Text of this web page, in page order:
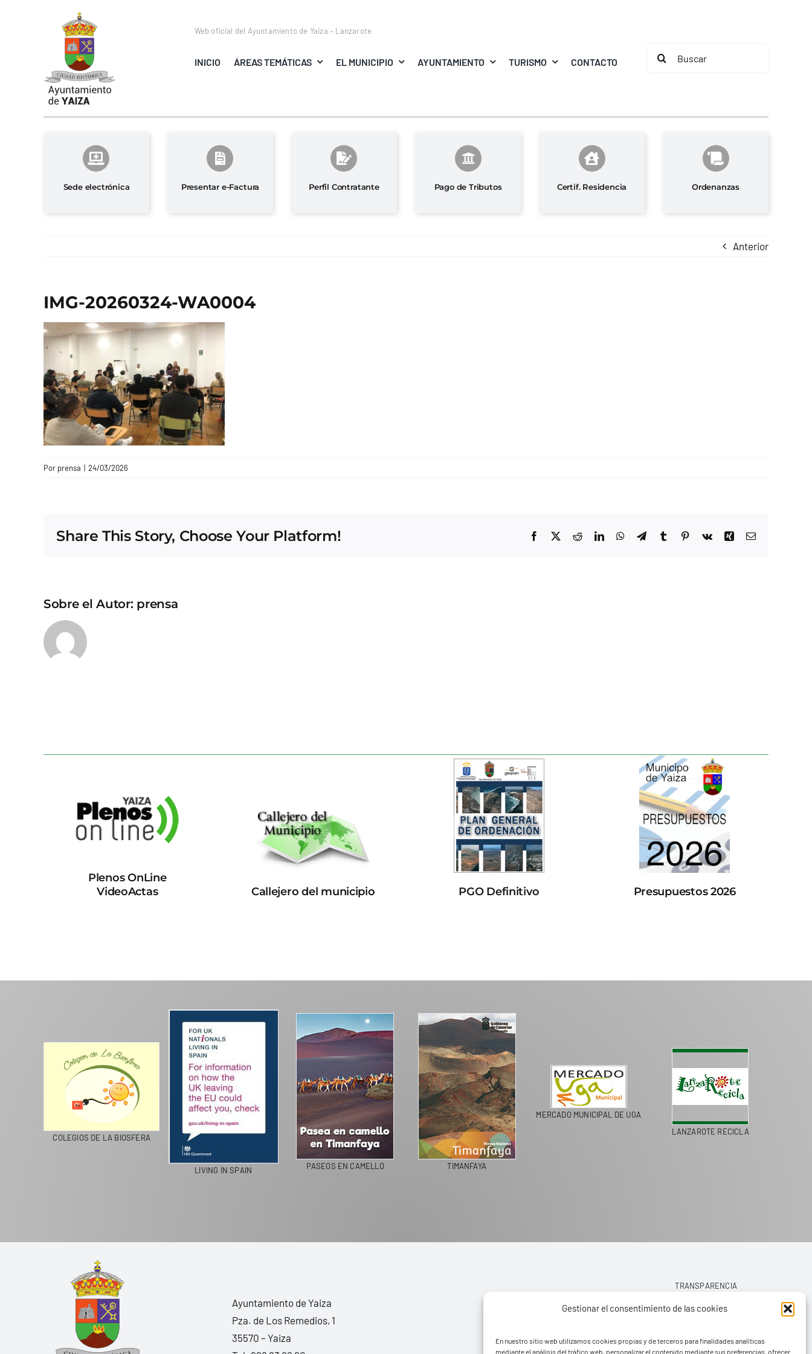
Gestionar el consentimiento de las cookies
En nuestro sitio web utilizamos cookies propias y de terceros para finalidades analíticas
mediante el análisis del tráfico web, personalizar el contenido mediante sus preferencias, ofrecer
Web oficial del Ayuntamiento de Yaiza – Lanzarote
INICIO ÁREAS TEMÁTICAS EL MUNICIPIO AYUNTAMIENTO TURISMO CONTACTO
Buscar:
Sede electrónica Presentar e-Factura Perfil Contratante Pago de Tributos Certif. Residencia Ordenanzas
Anterior
IMG-20260324-WA0004
Por prensa | 24/03/2026
Share This Story, Choose Your Platform! Facebook
X RedditLinkedInWhatsApp
TelegramTumblrPinterest
Vk Xing Correo
Sobre el Autor: prensa
Plenos OnLine
VideoActas
Callejero del municipio PGO Definitivo Presupuestos 2026
COLEGIOS DE LA BIOSFERA
LIVING IN SPAIN PASEOS EN CAMELLO TIMANFAYA
MERCADO MUNICIPAL DE UGA
LANZAROTE RECICLA
Ayuntamiento de Yaiza
Pza. de Los Remedios, 1
35570 – Yaiza
TRANSPARENCIA
AVISO LEGAL
POLÍTICA DE PRIVACIDAD